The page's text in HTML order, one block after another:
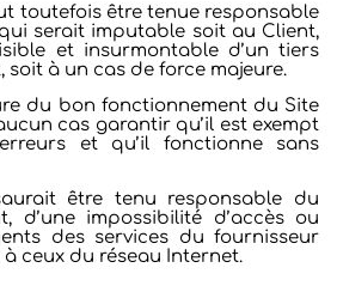
toutefois être tenue responsable
serait imputable soit au Client,
et insurmontable d’un tiers
à un cas de force majeure.
du bon fonctionnement du Site
cas garantir qu’il est exempt
et qu’il fonctionne sans
être tenu responsable du
d’une impossibilité d’accès ou
des services du fournisseur
à ceux du réseau Internet.